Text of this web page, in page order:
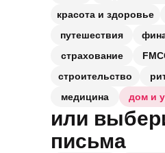
красота и здоровье
путешествия
страхование
строительство
медицина
дом и
или
письма